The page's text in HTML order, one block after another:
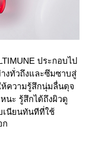
ประกอบไป
งทั่วถึงและซึมซาบสู่
ห้ความรู้สึกนุ่มลื่นดุจ
นะ รู้สึกได้ถึงผิวดู
เนียนทันทีที่ใช้
ก